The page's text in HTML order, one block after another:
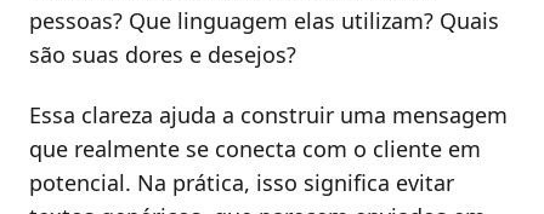
pessoas? Que linguagem elas utilizam? Quais
são suas dores e desejos?
Essa clareza ajuda a construir uma mensagem
que realmente se conecta com o cliente em
potencial. Na prática, isso significa evitar